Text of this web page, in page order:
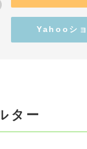
Yahooシ
ター